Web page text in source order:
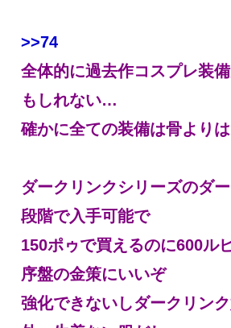
>>74
全体的に過去作コスプレ装
もしれない…
確かに全ての装備は骨より
ダークリンクシリーズのダ
段階で入手可能で
150ポゥで買えるのに600ル
序盤の金策にいいぞ
強化できないしダークリン